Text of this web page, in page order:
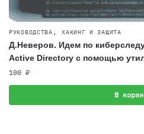
РУКОВОДСТВА ,ХАКИНГ И ЗАЩИТА
Д.Неверов. Идем по
Active Directory c помощью
100 ₽
В